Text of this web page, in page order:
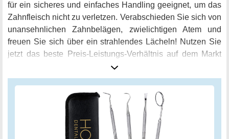
für ein sicheres und einfaches Handling geeignet, um das
Zahnfleisch nicht zu verletzen. Verabschieden Sie sich von
unansehnlichen Zahnbelägen, zwielichtigen Atem und
freuen Sie sich über ein strahlendes Lächeln! Nutzen Sie
jetzt das beste Preis-Leistungs-Verhältnis auf dem Markt
und bestellen Sie noch heute Ihr persönliches Zahnpflege
Set aus Edelstahl!